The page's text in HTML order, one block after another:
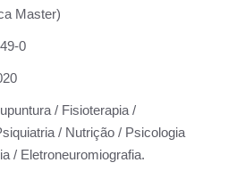
Master)
0
/ Fisioterapia /
/ Nutrição / Psicologia
/ Eletroneuromiografia.